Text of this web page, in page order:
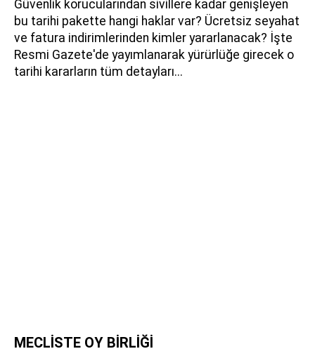
Güvenlik korucularından sivillere kadar genişleyen
bu tarihi pakette hangi haklar var? Ücretsiz seyahat
ve fatura indirimlerinden kimler yararlanacak? İşte
Resmi Gazete'de yayımlanarak yürürlüğe girecek o
tarihi kararların tüm detayları...
MECLİSTE OY BİRLİĞİ